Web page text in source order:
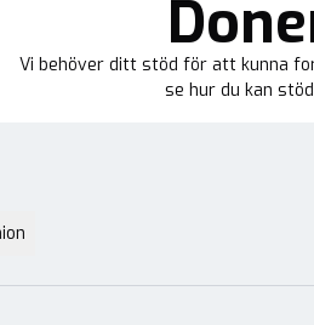
Vi behöver ditt stöd för att kunna
se hur du kan